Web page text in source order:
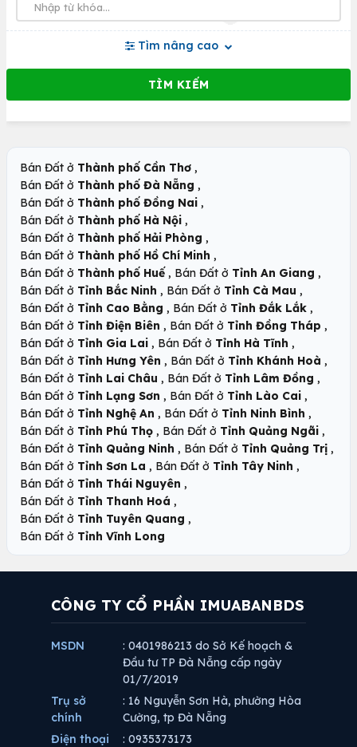
Tìm nâng cao
Bán Đất ở Thành phố Cần Thơ ,
Bán Đất ở Thành phố Đà Nẵng ,
Bán Đất ở Thành phố Đồng Nai ,
Bán Đất ở Thành phố Hà Nội ,
Bán Đất ở Thành phố Hải Phòng ,
Bán Đất ở Thành phố Hồ Chí Minh ,
Bán Đất ở Thành phố Huế , Bán Đất ở Tỉnh An Giang ,
Bán Đất ở Tỉnh Bắc Ninh , Bán Đất ở Tỉnh Cà Mau ,
Bán Đất ở Tỉnh Cao Bằng , Bán Đất ở Tỉnh Đắk Lắk ,
Bán Đất ở Tỉnh Điện Biên , Bán Đất ở Tỉnh Đồng Tháp ,
Bán Đất ở Tỉnh Gia Lai , Bán Đất ở Tỉnh Hà Tĩnh ,
Bán Đất ở Tỉnh Hưng Yên , Bán Đất ở Tỉnh Khánh Hoà ,
Bán Đất ở Tỉnh Lai Châu , Bán Đất ở Tỉnh Lâm Đồng ,
Bán Đất ở Tỉnh Lạng Sơn , Bán Đất ở Tỉnh Lào Cai ,
Bán Đất ở Tỉnh Nghệ An , Bán Đất ở Tỉnh Ninh Bình ,
Bán Đất ở Tỉnh Phú Thọ , Bán Đất ở Tỉnh Quảng Ngãi ,
Bán Đất ở Tỉnh Quảng Ninh , Bán Đất ở Tỉnh Quảng Trị ,
Bán Đất ở Tỉnh Sơn La , Bán Đất ở Tỉnh Tây Ninh ,
Bán Đất ở Tỉnh Thái Nguyên ,
Bán Đất ở Tỉnh Thanh Hoá ,
Bán Đất ở Tỉnh Tuyên Quang ,
Bán Đất ở Tỉnh Vĩnh Long
CÔNG TY CỔ PHẦN IMUABANBDS
MSDN
: 0401986213 do Sở Kế hoạch &
Đầu tư TP Đà Nẵng cấp ngày
01/7/2019
Trụ sở
chính
: 16 Nguyễn Sơn Hà, phường Hòa
Cường, tp Đà Nẵng
Điện thoại
: 0935373173